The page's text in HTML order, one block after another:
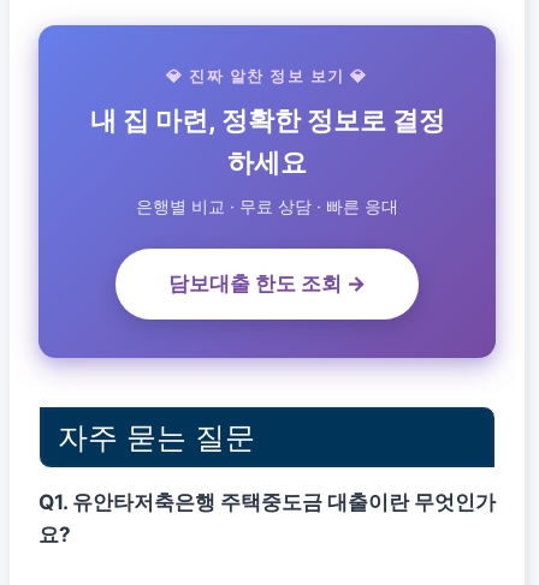
💎 진짜 알찬 정보 보기 💎
내 집 마련, 정확한 정보로 결정
하세요
은행별 비교 · 무료 상담 · 빠른 응대
담보대출 한도 조회 →
자주 묻는 질문
Q1. 유안타저축은행 주택중도금 대출이란 무엇인가
요?